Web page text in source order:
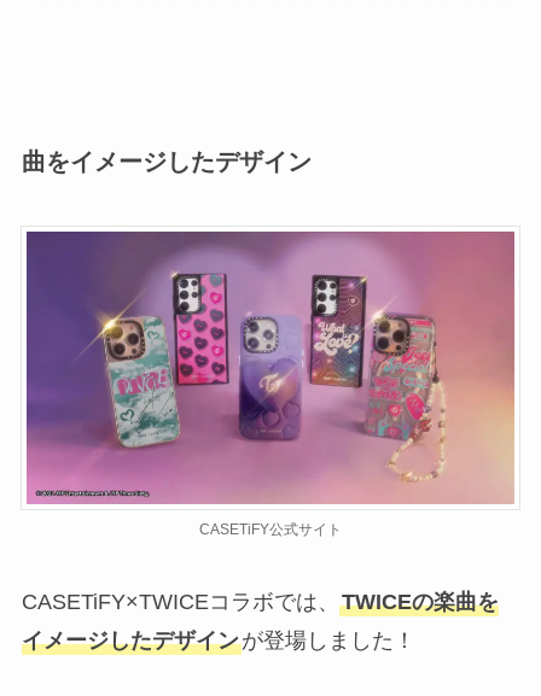
曲をイメージしたデザイン
CASETiFY公式サイト
CASETiFY×TWICEコラボでは、 TWICEの楽曲を
イメージしたデザインが登場しました！